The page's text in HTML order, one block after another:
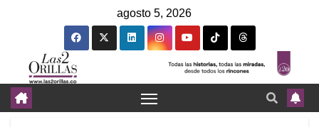
agosto 5, 2026